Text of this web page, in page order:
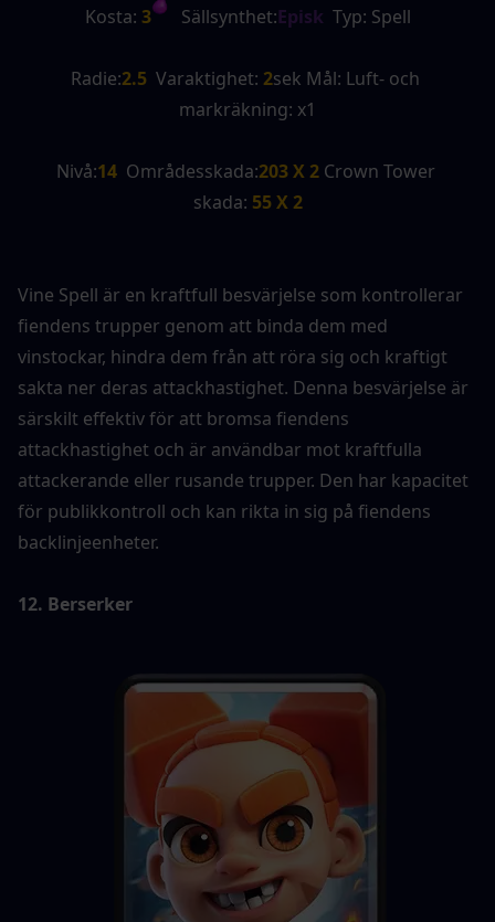
Kosta: 3 Sällsynthet:Episk Typ: Spell
Radie:2.5 Varaktighet: 2sek Mål: Luft- och
markräkning: x1
Nivå:14 Områdesskada:203 X 2 Crown Tower
skada: 55 X 2
Vine Spell är en kraftfull besvärjelse som kontrollerar
fiendens trupper genom att binda dem med
vinstockar, hindra dem från att röra sig och kraftigt
sakta ner deras attackhastighet. Denna besvärjelse är
särskilt effektiv för att bromsa fiendens
attackhastighet och är användbar mot kraftfulla
attackerande eller rusande trupper. Den har kapacitet
för publikkontroll och kan rikta in sig på fiendens
backlinjeenheter.
12. Berserker